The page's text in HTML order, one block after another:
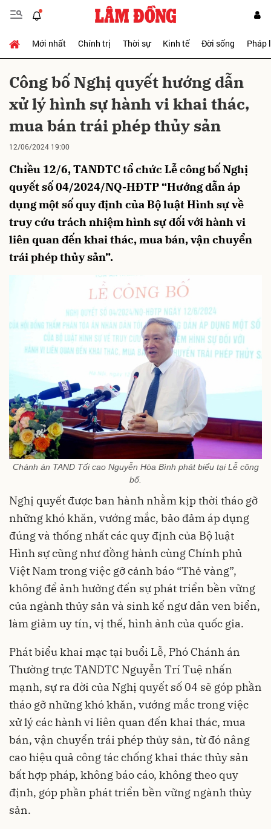
Mới nhất Chính trị Thời sự Kinh tế Đời sống Pháp
Công bố Nghị quyết hướng dẫn
xử lý hình sự hành vi khai thác,
mua bán trái phép thủy sản
12/06/2024 19:00
Chiều 12/6, TANDTC tổ chức Lễ công bố Nghị
quyết số 04/2024/NQ-HĐTP “Hướng dẫn áp
dụng một số quy định của Bộ luật Hình sự về
truy cứu trách nhiệm hình sự đối với hành vi
liên quan đến khai thác, mua bán, vận chuyển
trái phép thủy sản”.
Chánh án TAND Tối cao Nguyễn Hòa Bình phát biểu tại Lễ công
bố.
Nghị quyết được ban hành nhằm kịp thời tháo gỡ
những khó khăn, vướng mắc, bảo đảm áp dụng
đúng và thống nhất các quy định của Bộ luật
Hình sự cũng như đồng hành cùng Chính phủ
Việt Nam trong việc gỡ cảnh báo “Thẻ vàng”,
không để ảnh hưởng đến sự phát triển bền vững
của ngành thủy sản và sinh kế ngư dân ven biển,
làm giảm uy tín, vị thế, hình ảnh của quốc gia.
Phát biểu khai mạc tại buổi Lễ, Phó Chánh án
Thường trực TANDTC Nguyễn Trí Tuệ nhấn
mạnh, sự ra đời của Nghị quyết số 04 sẽ góp phần
tháo gỡ những khó khăn, vướng mắc trong việc
xử lý các hành vi liên quan đến khai thác, mua
bán, vận chuyển trái phép thủy sản, từ đó nâng
cao hiệu quả công tác chống khai thác thủy sản
bất hợp pháp, không báo cáo, không theo quy
định, góp phần phát triển bền vững ngành thủy
sản.
Gửi bình luận
Hủy Gửi